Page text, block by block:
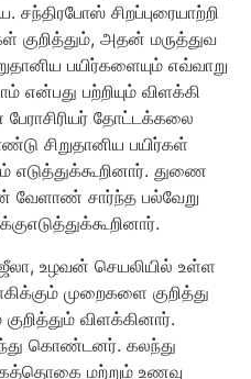
சிறப்புரையாற்றி
குறித்தும், அதன் மருத்துவ
பயிர்களையும் எவ்வாறு
என்பது பற்றியும் விளக்கி
தோட்டக்கலை
சிறுதானிய பயிர்கள்
எடுத்துக்கூறினார். துணை
வேளாண் சார்ந்த பல்வேறு
உழவன் செயலியில் உள்ள
முறைகளை குறித்து
விளக்கினார்.
கொண்டனர். கலந்து
மற்றும் உணவு